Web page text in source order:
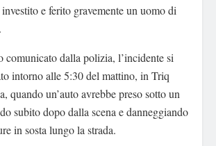
e ferito gravemente un uomo di
comunicato dalla polizia, l’incidente si
intorno alle 5:30 del mattino, in Triq
quando un’auto avrebbe preso sotto un
subito dopo dalla scena e danneggiando
in sosta lungo la strada.